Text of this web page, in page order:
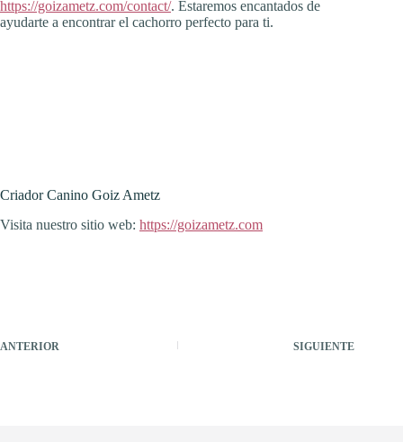
https://goizametz.com/contact/. Estaremos encantados de
ayudarte a encontrar el cachorro perfecto para ti.
Criador Canino Goiz Ametz
Visita nuestro sitio web: https://goizametz.com
ANTERIOR SIGUIENTE